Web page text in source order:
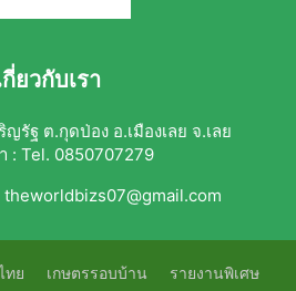
กี่ยวกับเรา
รัฐ ต.กุดป่อง อ.เมืองเลย จ.เลย
: Tel. 0850707279
theworldbizs07@gmail.com
ทย เกษตรรอบบ้าน รายงานพิเศษ